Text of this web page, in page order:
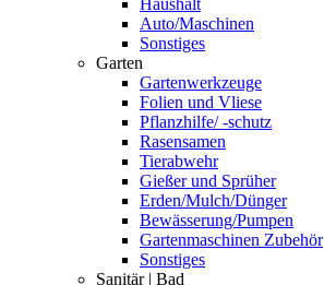
Haushalt
Auto/Maschinen
Sonstiges
Garten
Gartenwerkzeuge
Folien und Vliese
Pflanzhilfe/ -schutz
Rasensamen
Tierabwehr
Gießer und Sprüher
Erden/Mulch/Dünger
Bewässerung/Pumpen
Gartenmaschinen Zubehör
Sonstiges
Sanitär | Bad